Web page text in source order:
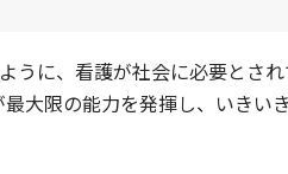
に、看護が社会に必要とさ
大限の能力を発揮し、いきい